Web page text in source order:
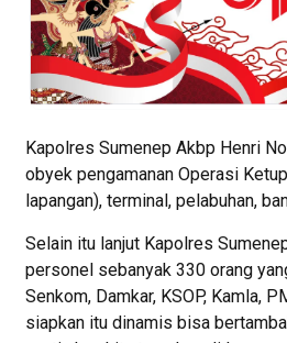
Kapolres Sumenep Akbp Henri
obyek pengamanan Operasi
lapangan), terminal, pelabuhan,
Selain itu lanjut Kapolres
personel sebanyak 330 orang
Senkom, Damkar, KSOP, Kamla,
siapkan itu dinamis bisa